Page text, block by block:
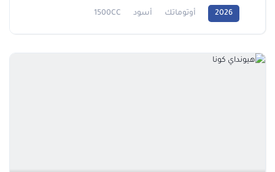
2026 أوتوماتك أسود 1500CC